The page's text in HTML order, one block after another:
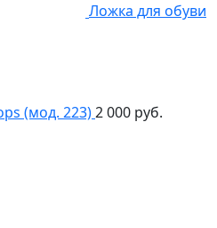
Ложка для обуви
(мод. 223)2 000 руб.